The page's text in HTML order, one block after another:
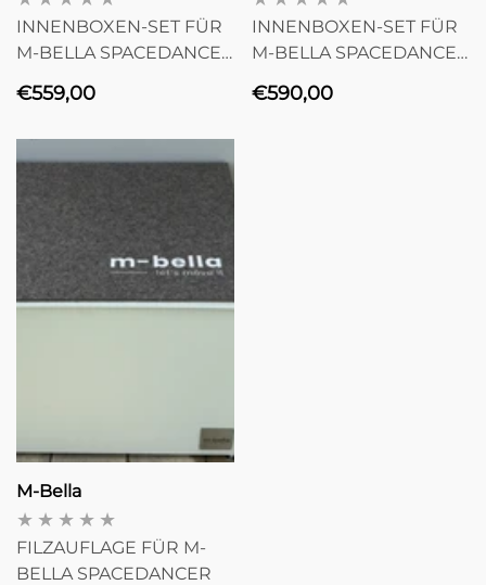
INNENBOXEN-SET FÜR
M-BELLA SPACEDANCER
Normaler
€559,00
INNENBOXEN-SET FÜR
M-BELLA SPACEDANCER
Normaler
€590,00
Anbieter:
M-Bella
FILZAUFLAGE FÜR M-
BELLA SPACEDANCER